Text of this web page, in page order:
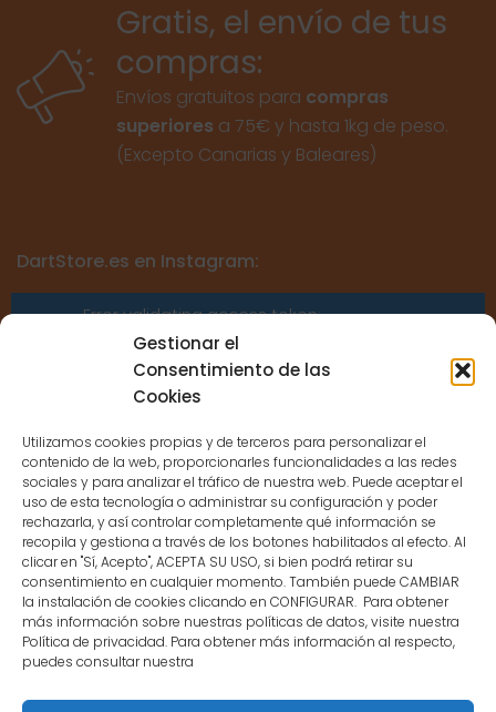
Gestionar el
Consentimiento de las
Cookies
Utilizamos cookies propias y de terceros para personalizar el
contenido de la web, proporcionarles funcionalidades a las redes
sociales y para analizar el tráfico de nuestra web. Puede aceptar el
uso de esta tecnología o administrar su configuración y poder
rechazarla, y así controlar completamente qué información se
recopila y gestiona a través de los botones habilitados al efecto. Al
clicar en "Sí, Acepto", ACEPTA SU USO, si bien podrá retirar su
consentimiento en cualquier momento. También puede CAMBIAR
la instalación de cookies clicando en CONFIGURAR. Para obtener
más información sobre nuestras políticas de datos, visite nuestra
Política de privacidad. Para obtener más información al respecto,
puedes consultar nuestra
Gratis, el envío de tus
compras:
Envíos gratuitos para compras
superiores a 75€ y hasta 1kg de peso.
(Excepto Canarias y Baleares)
DartStore.es en Instagram:
Error validating access token:
Sessions for the user are not allowed
because the user is not a confirmed
CONTACTO
MENÚ PRINCIPAL
MI CUENTA